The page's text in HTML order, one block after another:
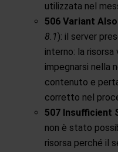
utilizzata nel
506 Variant
8.1): il server
interno: la
impegnarsi nella
contenuto e
corretto nel
507 Insufficient
non è stato
risorsa perché il